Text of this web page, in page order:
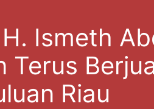
Ismeth
Terus
Riau